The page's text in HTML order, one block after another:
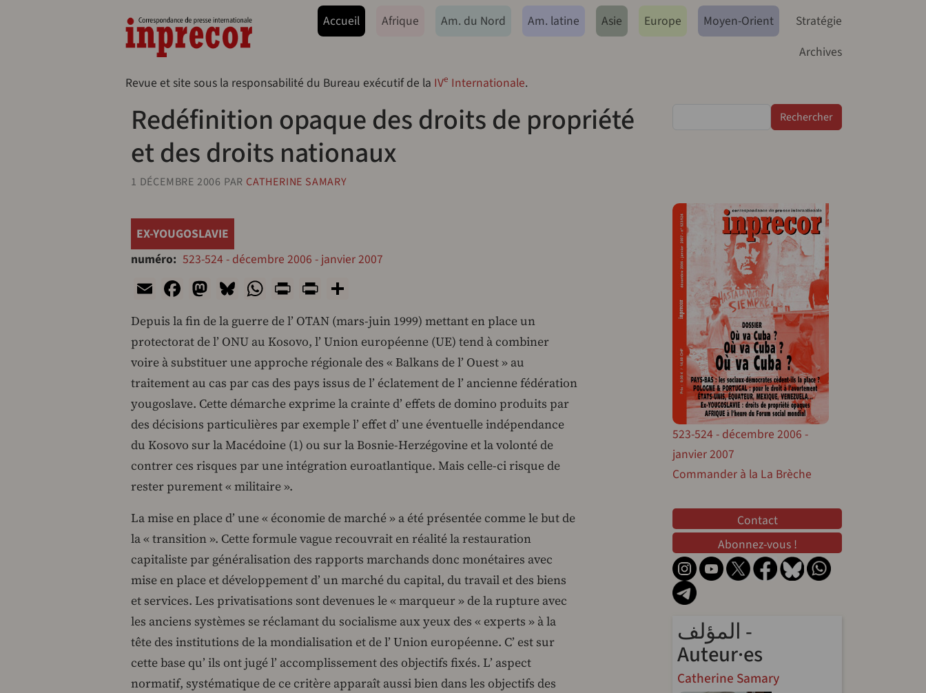
Navegação principal
Accueil Afrique Am. du Nord Am. latine Asie Europe Moyen-Orient
Stratégie
Archives
Revue et site sous la responsabilité du Bureau exécutif de la IVe Internationale.
Redéfinition opaque des droits de propriété
et des droits nationaux
1 DÉCEMBRE 2006 PAR CATHERINE SAMARY
EX-YOUGOSLAVIE
numéro 523-524 - décembre 2006 - janvier 2007
EmailFacebook
Mastodon
Bluesky
WhatsApp
PrintPrintFriendly
Depuis la fin de la guerre de l’ OTAN (mars-juin 1999) mettant en place un
protectorat de l’ ONU au Kosovo, l’ Union européenne (UE) tend à combiner
voire à substituer une approche régionale des « Balkans de l’ Ouest » au
traitement au cas par cas des pays issus de l’ éclatement de l’ ancienne fédération
yougoslave. Cette démarche exprime la crainte d’ effets de domino produits par
des décisions particulières par exemple l’ effet d’ une éventuelle indépendance
du Kosovo sur la Macédoine (1) ou sur la Bosnie-Herzégovine et la volonté de
contrer ces risques par une intégration euroatlantique. Mais celle-ci risque de
rester purement « militaire ».
La mise en place d’ une « économie de marché » a été présentée comme le but de
la « transition ». Cette formule vague recouvrait en réalité la restauration
capitaliste par généralisation des rapports marchands donc monétaires avec
mise en place et développement d’ un marché du capital, du travail et des biens
et services. Les privatisations sont devenues le « marqueur » de la rupture avec
les anciens systèmes se réclamant du socialisme aux yeux des « experts » à la
tête des institutions de la mondialisation et de l’ Union européenne. C’ est sur
cette base qu’ ils ont jugé l’ accomplissement des objectifs fixés. L’ aspect
normatif, systématique de ce critère apparaît aussi bien dans les objectifs des
523-524 - décembre 2006 -
janvier 2007
Commander à la La Brèche
Contact
Abonnez-vous !
المؤلف -
Auteur·es
Catherine Samary